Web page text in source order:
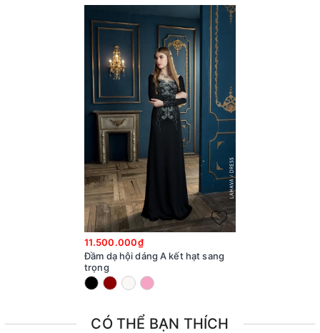
11.500.000₫
Đầm dạ hội dáng A kết hạt sang
trọng
CÓ THỂ BẠN THÍCH